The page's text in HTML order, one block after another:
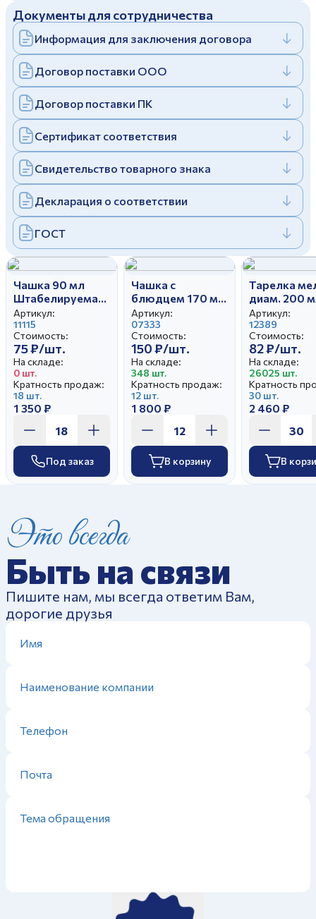
Отправить
Заполняя и отправляя форму, вы соглашаетесь
cполитикой конфиденциальности
Заполняя и отправляя форму, вы соглашаетесь
cполитикой конфиденциальности
Дулевский фарфоровый завод ©
Политика конфиденциальности
Документы для сотрудничества
Информация для заключения договора
Договор поставки ООО
Договор поставки ПК
Сертификат соответствия
Свидетельство товарного знака
Декларация о соответствии
ГОСТ
Чашка 90 мл
Штабелируемая
без ручки Белая
Артикул:
11115
Стоимость:
75 ₽/шт.
На складе:
0 шт.
Кратность продаж:
18 шт.
1 350 ₽
Под заказ
Чашка с
блюдцем 170 мл
Штабелируемая
Белая
Артикул:
07333
Стоимость:
150 ₽/шт.
На складе:
348 шт.
Кратность продаж:
12 шт.
1 800 ₽
В корзину
Тарелка
диам. 200
Гладкий
(новая)
Артикул:
12389
Стоимость:
82 ₽/шт.
На складе:
26025 шт.
Кратность
30 шт.
2 460 ₽
В
Это всегда
Быть на связи
Пишите нам, мы всегда ответим Вам,
дорогие друзья